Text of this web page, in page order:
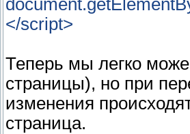
</script>
Теперь мы легко
страницы), но при
изменения
страница.